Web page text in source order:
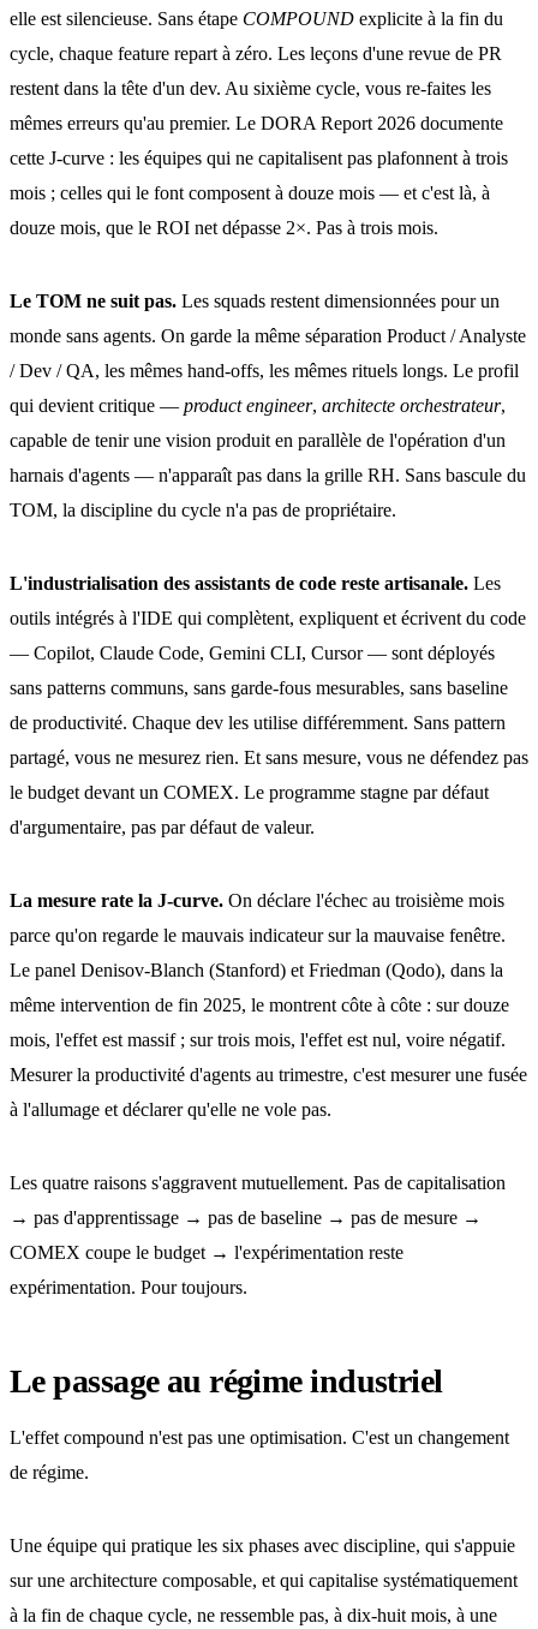
elle est silencieuse. Sans étape COMPOUND explicite à la fin du
cycle, chaque feature repart à zéro. Les leçons d'une revue de PR
restent dans la tête d'un dev. Au sixième cycle, vous re-faites les
mêmes erreurs qu'au premier. Le DORA Report 2026 documente
cette J-curve : les équipes qui ne capitalisent pas plafonnent à trois
mois ; celles qui le font composent à douze mois — et c'est là, à
douze mois, que le ROI net dépasse 2×. Pas à trois mois.
Le TOM ne suit pas. Les squads restent dimensionnées pour un
monde sans agents. On garde la même séparation Product / Analyste
/ Dev / QA, les mêmes hand-offs, les mêmes rituels longs. Le profil
qui devient critique — product engineer, architecte orchestrateur,
capable de tenir une vision produit en parallèle de l'opération d'un
harnais d'agents — n'apparaît pas dans la grille RH. Sans bascule du
TOM, la discipline du cycle n'a pas de propriétaire.
L'industrialisation des assistants de code reste artisanale. Les
outils intégrés à l'IDE qui complètent, expliquent et écrivent du code
— Copilot, Claude Code, Gemini CLI, Cursor — sont déployés
sans patterns communs, sans garde-fous mesurables, sans baseline
de productivité. Chaque dev les utilise différemment. Sans pattern
partagé, vous ne mesurez rien. Et sans mesure, vous ne défendez pas
le budget devant un COMEX. Le programme stagne par défaut
d'argumentaire, pas par défaut de valeur.
La mesure rate la J-curve. On déclare l'échec au troisième mois
parce qu'on regarde le mauvais indicateur sur la mauvaise fenêtre.
Le panel Denisov-Blanch (Stanford) et Friedman (Qodo), dans la
même intervention de fin 2025, le montrent côte à côte : sur douze
mois, l'effet est massif ; sur trois mois, l'effet est nul, voire négatif.
Mesurer la productivité d'agents au trimestre, c'est mesurer une fusée
à l'allumage et déclarer qu'elle ne vole pas.
Les quatre raisons s'aggravent mutuellement. Pas de capitalisation
→ pas d'apprentissage → pas de baseline → pas de mesure →
COMEX coupe le budget → l'expérimentation reste
expérimentation. Pour toujours.
Le passage au régime industriel
L'effet compound n'est pas une optimisation. C'est un changement
de régime.
Une équipe qui pratique les six phases avec discipline, qui s'appuie
sur une architecture composable, et qui capitalise systématiquement
à la fin de chaque cycle, ne ressemble pas, à dix-huit mois, à une